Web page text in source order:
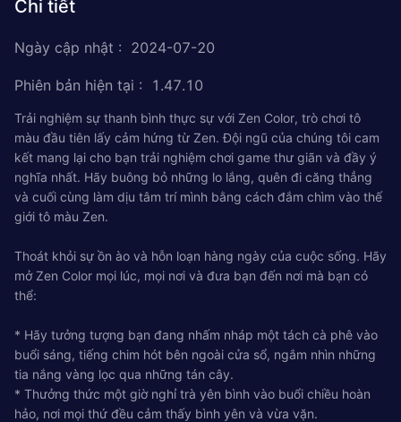
Chi tiết
Ngày cập nhật : 2024-07-20
Phiên bản hiện tại : 1.47.10
Trải nghiệm sự thanh bình thực sự với Zen Color, trò chơi tô
màu đầu tiên lấy cảm hứng từ Zen. Đội ngũ của chúng tôi cam
kết mang lại cho bạn trải nghiệm chơi game thư giãn và đầy ý
nghĩa nhất. Hãy buông bỏ những lo lắng, quên đi căng thẳng
và cuối cùng làm dịu tâm trí mình bằng cách đắm chìm vào thế
giới tô màu Zen.
Thoát khỏi sự ồn ào và hỗn loạn hàng ngày của cuộc sống. Hãy
mở Zen Color mọi lúc, mọi nơi và đưa bạn đến nơi mà bạn có
thể:
* Hãy tưởng tượng bạn đang nhấm nháp một tách cà phê vào
buổi sáng, tiếng chim hót bên ngoài cửa sổ, ngắm nhìn những
tia nắng vàng lọc qua những tán cây.
* Thưởng thức một giờ nghỉ trà yên bình vào buổi chiều hoàn
hảo, nơi mọi thứ đều cảm thấy bình yên và vừa vặn.